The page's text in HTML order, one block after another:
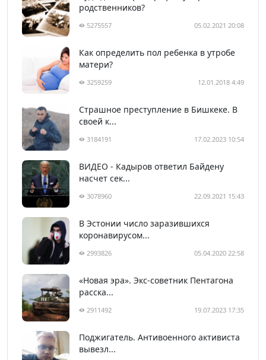
родственников?
5275557 05.02.2021 20:08
Как определить пол ребенка в утробе
матери?
3259259 12.01.2018 4:49
Страшное преступление в Бишкеке. В
своей к...
3184191 17.02.2023 10:54
ВИДЕО - Кадыров ответил Байдену
насчет сек...
3078960 22.09.2021 15:43
В Эстонии число заразившихся
коронавирусом...
2993826 05.04.2020 22:58
«Новая эра». Экс-советник Пентагона
расска...
2911492 19.07.2023 17:35
Поджигатель. Антивоенного активиста
вывезл...